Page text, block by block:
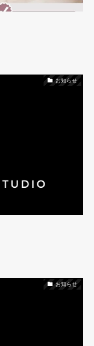
お知らせ
お知らせ